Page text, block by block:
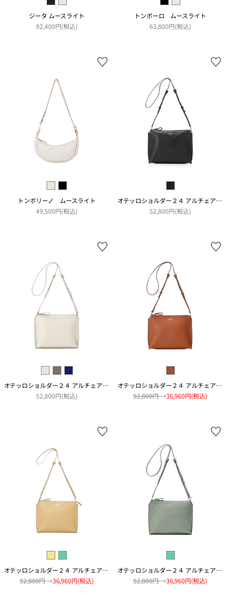
ジータ ムースライト
92,400円(税込)
トンボーロ ムースライト
63,800円(税込)
トンボリーノ ムースライト
49,500円(税込)
オテッロショルダー２４ アルチェアコピアート
52,800円(税込)
オテッロショルダー２４ アルチェアコピアート
52,800円(税込)
オテッロショルダー２４ アルチェアコピアート
52,800円→36,960円(税込)
オテッロショルダー２４ アルチェアコピアート
52,800円→36,960円(税込)
オテッロショルダー２４ アルチェアコピアート
52,800円→36,960円(税込)